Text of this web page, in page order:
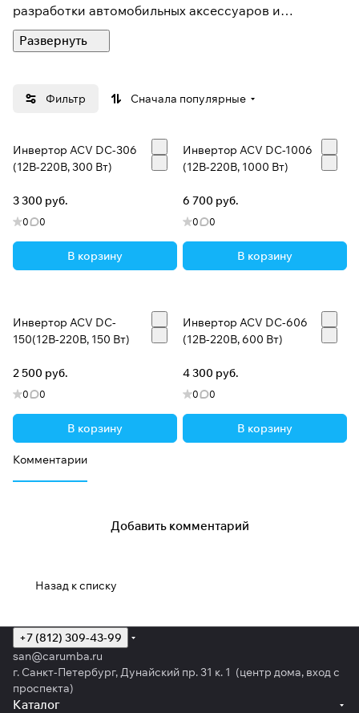
разработки автомобильных аксессуаров и
видеорегистраторов.
может быть достигнута путем планомерного
учетом потребности рынка.
Фильтр Сначала популярные
Инвертор ACV DC-306
(12В-220В, 300 Вт)
3 300 руб.
0 0
В корзину
Инвертор ACV DC-1006
(12В-220В, 1000 Вт)
6 700 руб.
0 0
В корзину
Инвертор ACV DC-
150(12В-220В, 150 Вт)
2 500 руб.
0 0
В корзину
Инвертор ACV DC-606
(12В-220В, 600 Вт)
4 300 руб.
0 0
В корзину
Комментарии
Добавить комментарий
Назад к списку
+7 (812) 309-43-99
san@carumba.ru
г. Санкт-Петербург, Дунайский пр. 31 к. 1 (центр дома, вход с
проспекта)
Каталог